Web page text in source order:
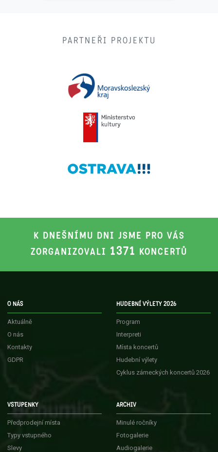
PARTNEŘI PROJEKTU
K DNEŠNÍMU DNI JSME PRO VÁS
ZORGANIZOVALI 1371 KONCERTŮ
O NÁS
Aktuálně
O nás
Kontakty
GDPR
HUDEBNÍ VÝLETY 2026
Program
Interpreti
Místa koncertů
Hudební výlety
Cyklus zámeckých koncertů 2026
VSTUPENKY
Předprodejní místa
Typy vstupného
Slevy
ARCHIV
Minulé ročníky
Fotogalerie
Audiogalerie